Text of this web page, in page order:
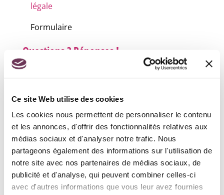
Ce site Web utilise des cookies
Les cookies nous permettent de personnaliser le contenu
et les annonces, d'offrir des fonctionnalités relatives aux
médias sociaux et d'analyser notre trafic. Nous
partageons également des informations sur l'utilisation de
notre site avec nos partenaires de médias sociaux, de
publicité et d'analyse, qui peuvent combiner celles-ci
avec d'autres informations que vous leur avez fournies
légale
Formulaire
Questions ? Réponses !
Quel est le coût d'une tutelle ou d'une
curatelle ?
Comment les proches peuvent-ils contrôler
Tutelle, curatelle, sauvegarde de justice :
quelles différences ?
Tutelle, curatelle, sauvegarde de justice :
comment obtenir le certificat médical ?
Qui peut demander la mise sous tutelle,
curatelle ou sauvegarde de justice ?